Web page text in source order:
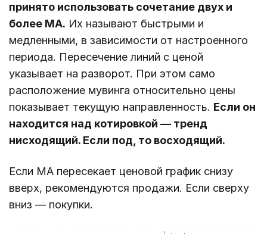
принято использовать сочетание двух и
более МА. Их называют быстрыми и
медленными, в зависимости от настроенного
периода. Пересечение линий с ценой
указывает на разворот. При этом само
расположение мувинга относительно цены
показывает текущую направленность. Если он
находится над котировкой ― тренд
нисходящий. Если под, то восходящий.
Если МА пересекает ценовой график снизу
вверх, рекомендуются продажи. Если сверху
вниз ― покупки.